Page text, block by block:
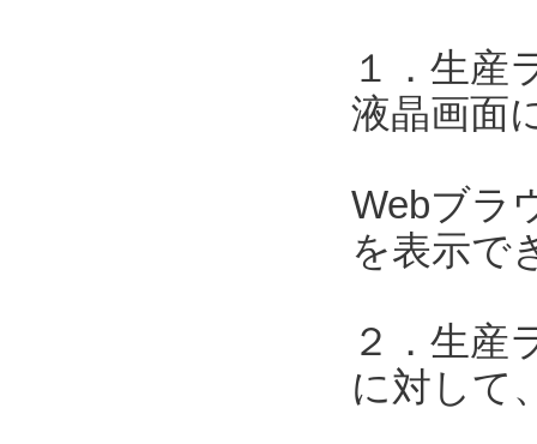
１．生産
液晶画面
Webブラ
を表示で
２．生産
に対して